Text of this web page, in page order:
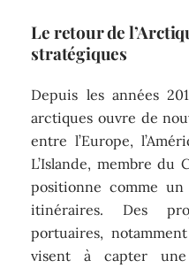
Le retour de
stratégiques
Depuis les années
arctiques ouvre de
entre l’Europe,
L’Islande, membre du
positionne comme
itinéraires. Des
portuaires,
visent à capter